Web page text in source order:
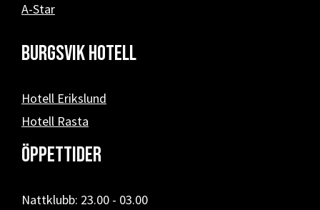
A-Star
Burgsvik hotell
Hotell Erikslund
Hotell Rasta
Öppettider
Nattklubb: 23.00 - 03.00